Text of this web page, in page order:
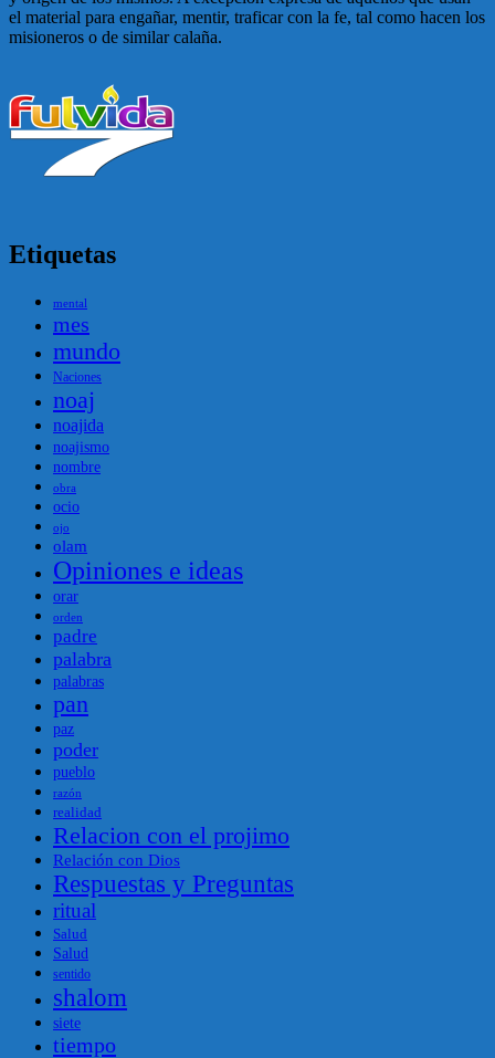
el material para engañar, mentir, traficar con la fe, tal como hacen los
misioneros o de similar calaña.
Etiquetas
mental
mes
mundo
Naciones
noaj
noajida
noajismo
nombre
obra
ocio
ojo
olam
Opiniones e ideas
orar
orden
padre
palabra
palabras
pan
paz
poder
pueblo
razón
realidad
Relacion con el projimo
Relación con Dios
Respuestas y Preguntas
ritual
Salud
Salud
sentido
shalom
siete
tiempo